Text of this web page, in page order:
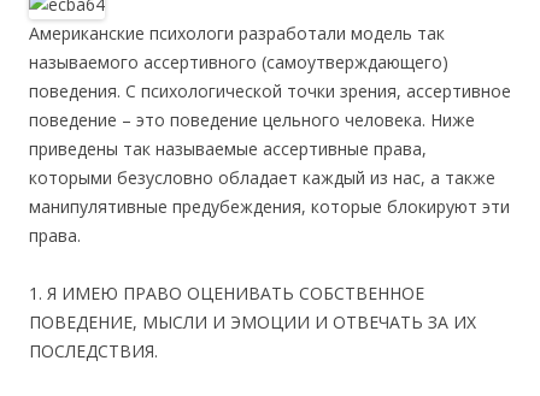
Американские психологи разработали модель так
называемого ассертивного (самоутверждающего)
поведения. С психологической точки зрения, ассертивное
поведение – это поведение цельного человека. Ниже
приведены так называемые ассертивные права,
которыми безусловно обладает каждый из нас, а также
манипулятивные предубеждения, которые блокируют эти
права.
1. Я ИМЕЮ ПРАВО ОЦЕНИВАТЬ СОБСТВЕННОЕ
ПОВЕДЕНИЕ, МЫСЛИ И ЭМОЦИИ И ОТВЕЧАТЬ ЗА ИХ
ПОСЛЕДСТВИЯ.